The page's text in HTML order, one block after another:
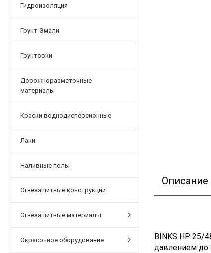
Гидроизоляция
Грунт-Эмали
Грунтовки
Дорожноразметочные
материалы
Краски воднодисперсионные
Лаки
Наливные полы
Огнезащитные конструкции
Огнезащитные материалы
Окрасочное оборудование
Описание
BINKS HP 25/
давлением до